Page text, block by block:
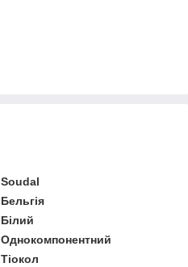
Soudal
Бельгія
Білий
Однокомпонентний
Тіокол